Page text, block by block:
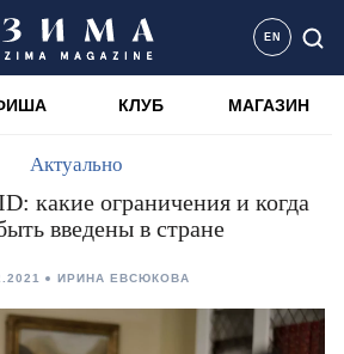
EN
КЛУБ МАГАЗИН
Актуально
какие ограничения и когда
введены в стране
ИРИНА ЕВСЮКОВА